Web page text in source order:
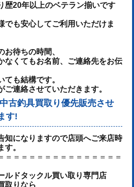
歴20年以上のベテラン揃いです
でも安心してご利用いただけま
待ちの時間、
なくてもお名前、ご連絡先をお伝
ても結構です。
連絡させていただきます。
古釣具買取り優先販売させ
す!
知になりますので店頭へご来店時
。
＝＝＝＝＝＝＝＝＝＝＝＝＝＝＝
ルドタックル買い取り専門店
取りなら